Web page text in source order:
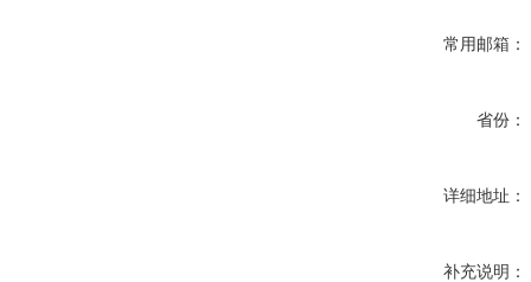
常用邮箱：
省份：
详细地址：
补充说明：